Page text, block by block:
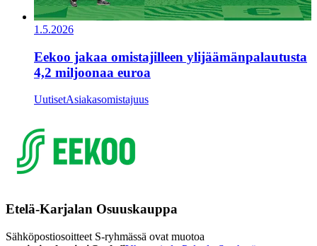
1.5.2026
Eekoo jakaa omistajilleen ylijäämänpalautusta
4,2 miljoonaa euroa
UutisetAsiakasomistajuus
Etelä-Karjalan Osuuskauppa
Sähköpostiosoitteet S-ryhmässä ovat muotoa